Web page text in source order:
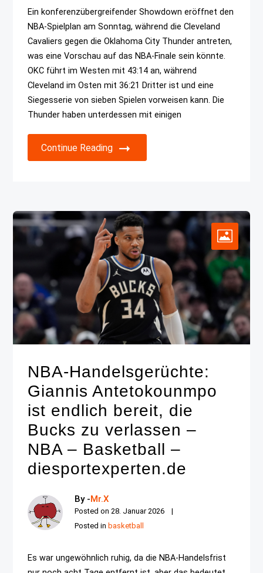
Ein konferenzübergreifender Showdown eröffnet den
NBA-Spielplan am Sonntag, während die Cleveland
Cavaliers gegen die Oklahoma City Thunder antreten,
was eine Vorschau auf das NBA-Finale sein könnte.
OKC führt im Westen mit 43:14 an, während
Cleveland im Osten mit 36:21 Dritter ist und eine
Siegesserie von sieben Spielen vorweisen kann. Die
Thunder haben unterdessen mit einigen
Continue Reading
NBA-Handelsgerüchte:
Giannis Antetokounmpo
ist endlich bereit, die
Bucks zu verlassen –
NBA – Basketball –
diesportexperten.de
By -Mr.X
Posted on28. Januar 2026
Posted in basketball
Es war ungewöhnlich ruhig, da die NBA-Handelsfrist